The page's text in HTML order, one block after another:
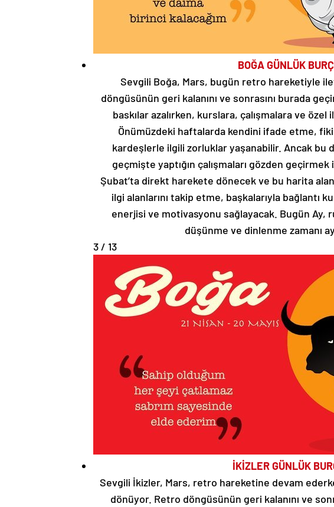
BOĞA GÜNLÜK
Sevgili Boğa, Mars, bugün retro hareketiyle
döngüsünün geri kalanını ve sonrasını burada
baskılar azalırken, kurslara, çalışmalara ve
Önümüzdeki haftalarda kendini ifade etme,
kardeşlerle ilgili zorluklar yaşanabilir. Ancak bu
geçmişte yaptığın çalışmaları gözden
Şubat’ta direkt harekete dönecek ve bu harita
ilgi alanlarını takip etme, başkalarıyla bağlantı
enerjisi ve motivasyonu sağlayacak. Bugün Ay,
düşünme ve dinlenme zamanı
3 / 13
İKİZLER GÜNLÜK
Sevgili İkizler, Mars, retro hareketine devam
dönüyor. Retro döngüsünün geri kalanını ve